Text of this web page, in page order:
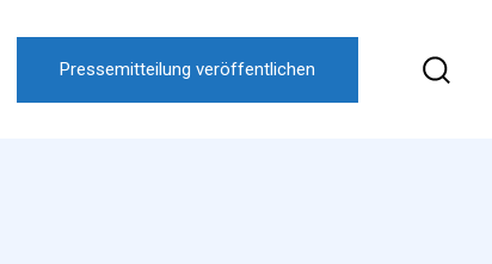
Pressemitteilung veröffentlichen